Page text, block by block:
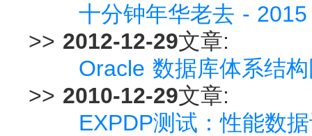
十分钟年华老去 -
>> 2012-12-29文章:
Oracle 数据库体系结
>> 2010-12-29文章:
EXPDP测试：性能数